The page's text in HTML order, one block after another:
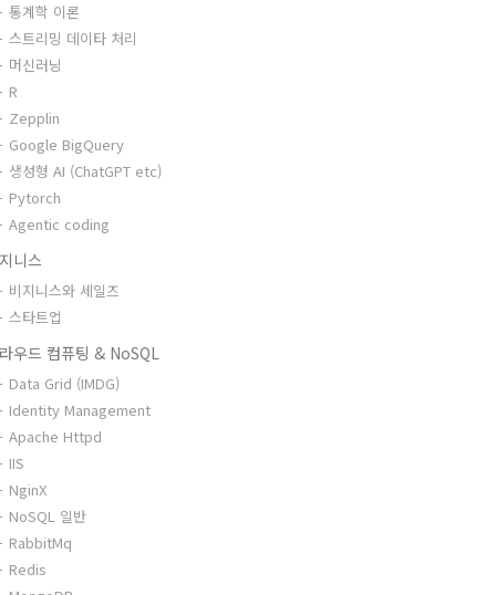
통계학 이론
스트리밍 데이타 처리
머신러닝
R
Zepplin
Google BigQuery
생성형 AI (ChatGPT etc)
Pytorch
Agentic coding
니스
비지니스와 세일즈
스타트업
우드 컴퓨팅 & NoSQL
Data Grid (IMDG)
Identity Management
Apache Httpd
IIS
NginX
NoSQL 일반
RabbitMq
Redis